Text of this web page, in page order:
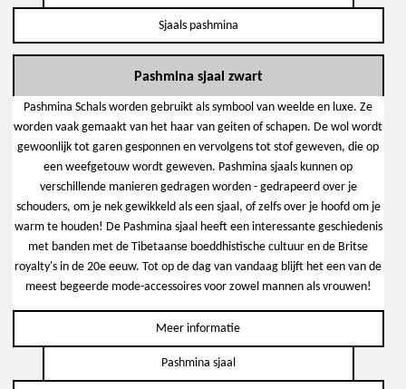
Sjaals pashmina
Pashmina sjaal zwart
Pashmina Schals worden gebruikt als symbool van weelde en luxe. Ze
worden vaak gemaakt van het haar van geiten of schapen. De wol wordt
gewoonlijk tot garen gesponnen en vervolgens tot stof geweven, die op
een weefgetouw wordt geweven. Pashmina sjaals kunnen op
verschillende manieren gedragen worden - gedrapeerd over je
schouders, om je nek gewikkeld als een sjaal, of zelfs over je hoofd om je
warm te houden! De Pashmina sjaal heeft een interessante geschiedenis
met banden met de Tibetaanse boeddhistische cultuur en de Britse
royalty's in de 20e eeuw. Tot op de dag van vandaag blijft het een van de
meest begeerde mode-accessoires voor zowel mannen als vrouwen!
Meer informatie
Pashmina sjaal